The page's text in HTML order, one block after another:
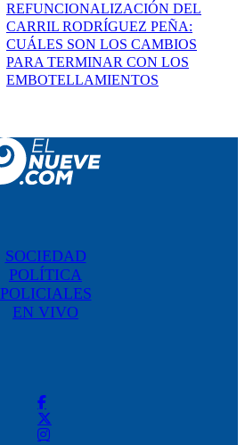
REFUNCIONALIZACIÓN DEL
CARRIL RODRÍGUEZ PEÑA:
CUÁLES SON LOS CAMBIOS
PARA TERMINAR CON LOS
EMBOTELLAMIENTOS
SOCIEDAD
POLÍTICA
POLICIALES
EN VIVO